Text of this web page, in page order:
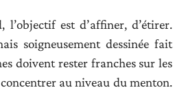
l’objectif est d’affiner, d’étirer.
soigneusement dessinée fait
doivent rester franches sur les
au niveau du menton.